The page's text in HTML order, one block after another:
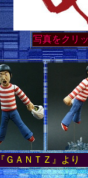
写真をクリ
『ＧＡＮＴＺ』よ